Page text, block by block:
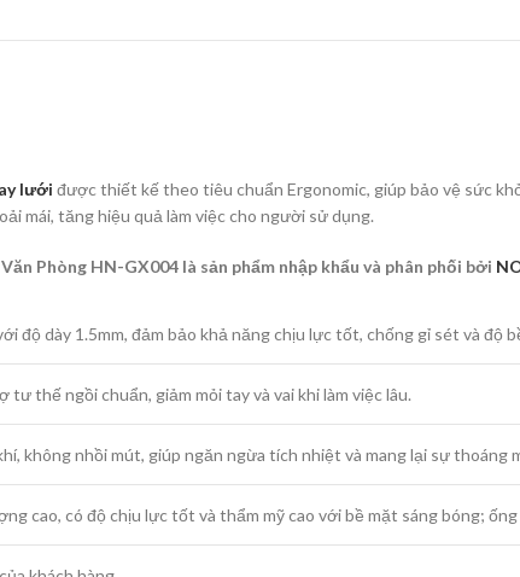
lưới được thiết kế theo tiêu chuẩn Ergonomic, giúp bảo vệ sức
mái, tăng hiệu quả làm việc cho người sử dụng.
Phòng HN-GX004 là sản phẩm nhập khẩu và phân phối bởi
độ dày 1.5mm, đảm bảo khả năng chịu lực tốt, chống gỉ sét và độ
thế ngồi chuẩn, giảm mỏi tay và vai khi làm việc lâu.
không nhồi mút, giúp ngăn ngừa tích nhiệt và mang lại sự thoáng
cao, có độ chịu lực tốt và thẩm mỹ cao với bề mặt sáng bóng;